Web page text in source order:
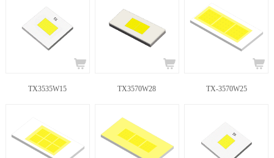
TX3535W15 TX3570W28 TX-3570W25